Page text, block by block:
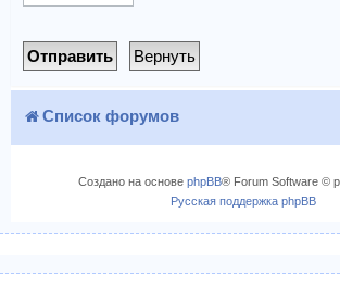
Список форумов
Создано на основе phpBB® Forum Software ©
Русская поддержка phpBB